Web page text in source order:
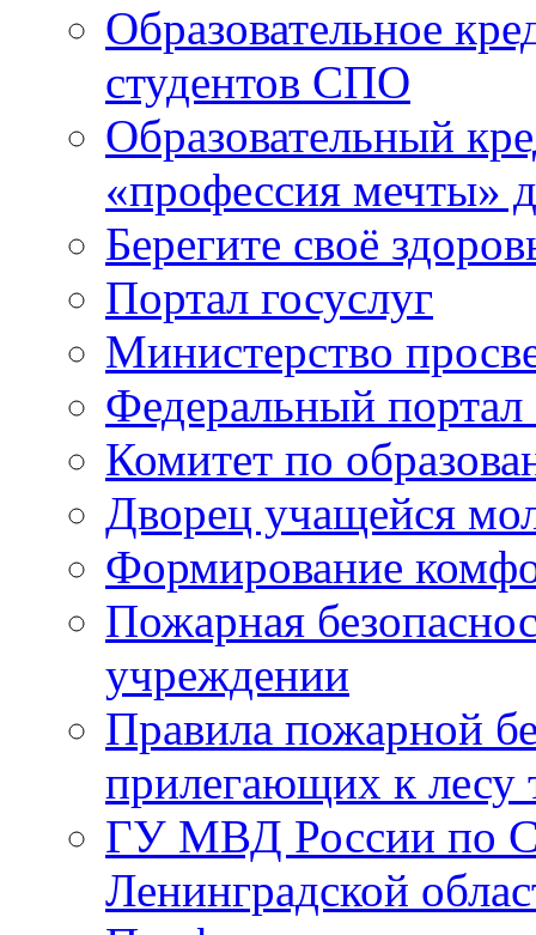
Образовательное
студентов СПО
Образовательный
«профессия мечты»
Берегите своё
Портал госуслуг
Министерство
Федеральный портал
Комитет по
Дворец учащейся
Формирование
Пожарная
учреждении
Правила пожарной
прилегающих к лесу
ГУ МВД России по
Ленинградской